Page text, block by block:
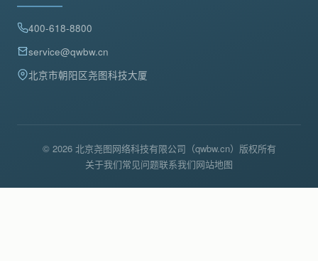
400-618-8800
service@qwbw.cn
北京市朝阳区尧图科技大厦
© 2026 北京尧图网络科技有限公司（qwbw.cn）版权所有
关于我们常见问题联系我们网站地图